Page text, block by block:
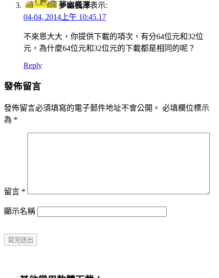
夢幽楓澤表示:
04-04, 2014上午 10:45.17
不來恩大大，你提供下載的項次，有分64位元和32位
元，為什麼64位元和32位元的下載都是相同的呢？
Reply
發佈留言
發佈留言必須填寫的電子郵件地址不會公開。 必填欄位標示
為 *
留言 *
顯示名稱